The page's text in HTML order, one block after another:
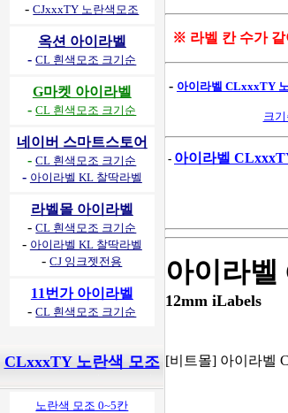
-CJxxxTY 노란색모조
옥션 아이라벨
-CL 흰색모조 크기순
G마켓 아이라벨
-CL 흰색모조 크기순
네이버 스마트스토어
-CL 흰색모조 크기순
- 아이라벨 KL 찰딱라벨
라벨몰 아이라벨
-CL 흰색모조 크기순
- 아이라벨 KL 찰딱라벨
-CJ 잉크젯전용
11번가 아이라벨
-CL 흰색모조 크기순
CLxxxTY 노란색 모조
노란색 모조 0~5칸
※ 라벨 칸 수가 같
- 아이라벨 CLxxxTY
크기
- 아이라벨
아이라벨
12mm iLabels
[비트몰] 아이라벨